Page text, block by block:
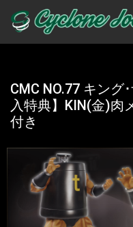
CMC NO.77 キング
入特典】KIN(金)肉
付き